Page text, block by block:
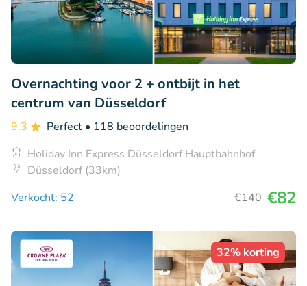
Overnachting voor 2 + ontbijt in het
centrum van Düsseldorf
9.3 Perfect • 118 beoordelingen
Holiday Inn Express Düsseldorf Hauptbahnhof
Düsseldorf (33km)
Verkocht: 52
€140 €82
32% korting